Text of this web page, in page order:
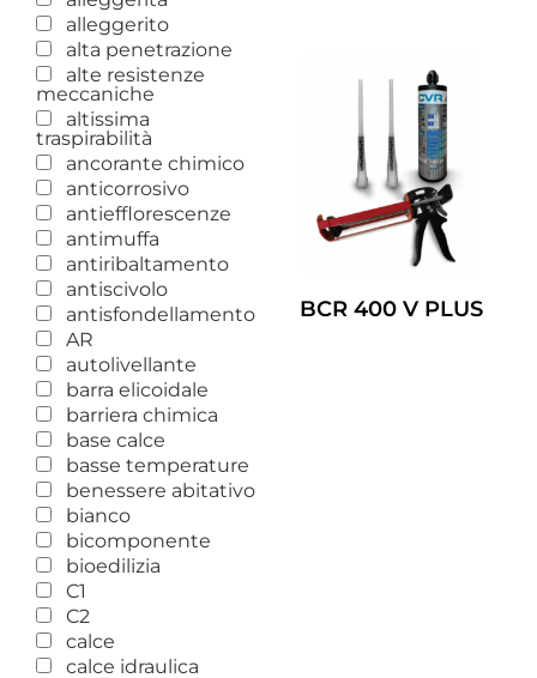
alleggerito
alta penetrazione
alte resistenze
meccaniche
altissima
traspirabilità
ancorante chimico
anticorrosivo
antiefflorescenze
antimuffa
antiribaltamento
antiscivolo
antisfondellamento
AR
autolivellante
barra elicoidale
barriera chimica
base calce
basse temperature
benessere abitativo
bianco
bicomponente
bioedilizia
C1
C2
calce
calce idraulica
BCR 400 V PLUS